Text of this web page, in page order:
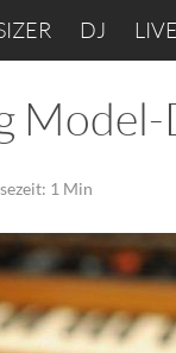
DJ LIVE
1 Min